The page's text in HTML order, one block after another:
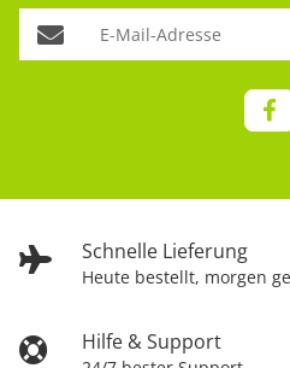
Schnelle Lieferung
Heute bestellt, morgen
Hilfe & Support